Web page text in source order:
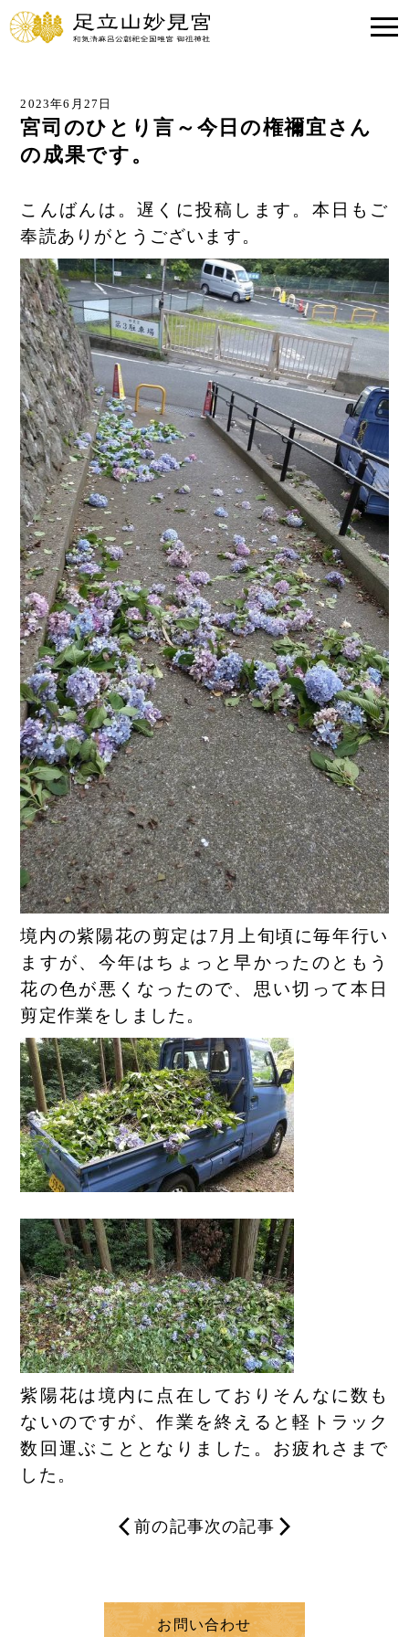
2023年6月27日
宮司のひとり言～今日の権禰宜さん
の成果です。
こんばんは。遅くに投稿します。本日もご
奉読ありがとうございます。
境内の紫陽花の剪定は7月上旬頃に毎年行い
ますが、今年はちょっと早かったのともう
花の色が悪くなったので、思い切って本日
剪定作業をしました。
紫陽花は境内に点在しておりそんなに数も
ないのですが、作業を終えると軽トラック
数回運ぶこととなりました。お疲れさまで
した。
前の記事次の記事
お問い合わせ